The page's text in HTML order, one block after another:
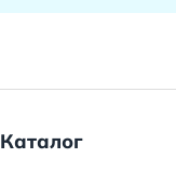
Каталог